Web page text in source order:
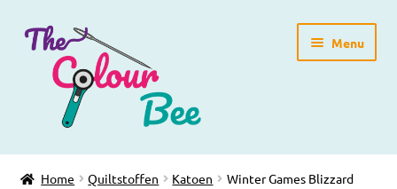
Ga
door
navigatie
Ga
direct
inhoud
Menu
Home
Home Quiltstoffen Katoen
Winter Games Blizzard